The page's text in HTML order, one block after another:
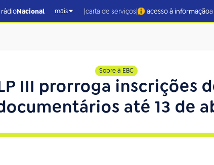
rádioNacional mais |carta de serviços| acesso à informação
Sobre a EBC
III prorroga inscrições
até 13 de